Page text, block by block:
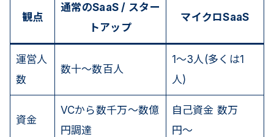
観点
通常のSaaS / スター
トアップ
マイクロSaaS
運営人
数
数十〜数百人
1〜3人(多くは1
人)
資金
VCから数千万〜数億
円調達
自己資金 数万
円〜